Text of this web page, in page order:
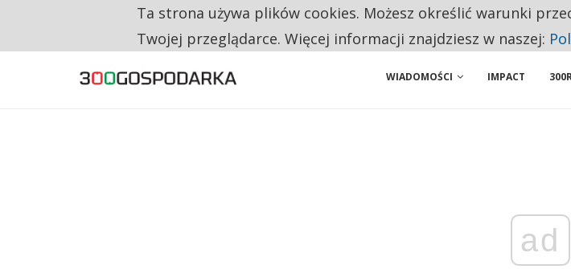
RESTRYKCJE CHIN UDERZAJĄ W EUROPEJSKI PRZEMYSŁ. NA LIŚCIE SĄ DWA PODMIOTY Z
WIADOMOŚCI IMPACT
ad
Ta strona używa plików cookies. Możesz określić warunki
Twojej przeglądarce. Więcej informacji znajdziesz w naszej: